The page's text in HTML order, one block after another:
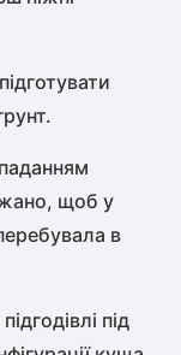
щоб у
в
під